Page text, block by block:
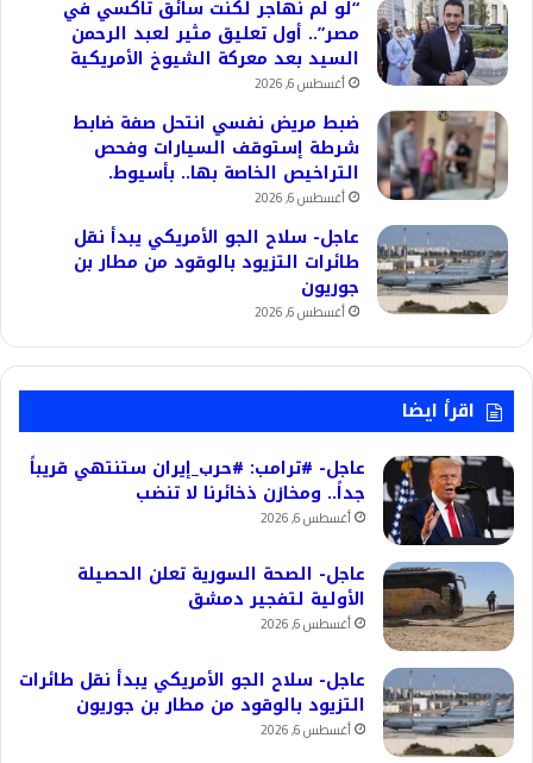
“لو لم نهاجر لكنت سائق تاكسي في
مصر”.. أول تعليق مثير لعبد الرحمن
السيد بعد معركة الشيوخ الأمريكية
أغسطس 6, 2026
ضبط مريض نفسي انتحل صفة ضابط
شرطة إستوقف السيارات وفحص
التراخيص الخاصة بها.. بأسيوط.
أغسطس 6, 2026
عاجل- سلاح الجو الأمريكي يبدأ نقل
طائرات التزيود بالوقود من مطار بن
جوريون
أغسطس 6, 2026
اقرأ ايضا
عاجل- #ترامب: #حرب_إيران ستنتهي قريباً
جداً.. ومخازن ذخائرنا لا تنضب
أغسطس 6, 2026
عاجل- الصحة السورية تعلن الحصيلة
الأولية لتفجير دمشق
أغسطس 6, 2026
عاجل- سلاح الجو الأمريكي يبدأ نقل طائرات
التزيود بالوقود من مطار بن جوريون
أغسطس 6, 2026